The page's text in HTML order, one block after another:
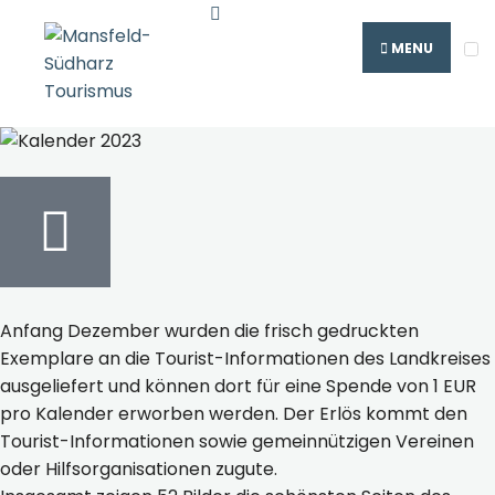
MENU
Anfang Dezember wurden die frisch gedruckten
Exemplare an die Tourist-Informationen des Landkreises
ausgeliefert und können dort für eine Spende von 1 EUR
pro Kalender erworben werden. Der Erlös kommt den
Tourist-Informationen sowie gemeinnützigen Vereinen
oder Hilfsorganisationen zugute.